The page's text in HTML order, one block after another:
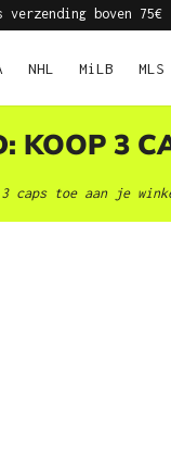
verzending boven 75€
NHL MiLB MLS
KOOP 3
3 caps toe aan je